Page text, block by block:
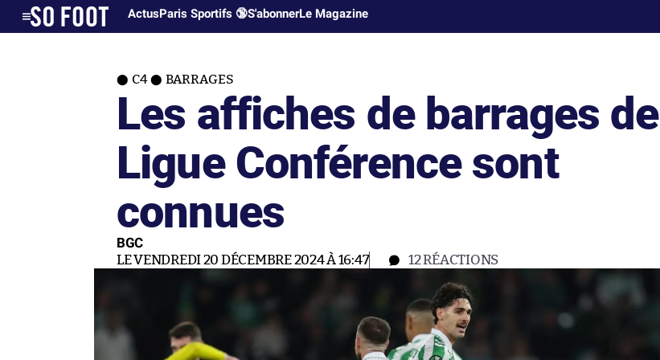
ActusParis Sportifs 🔞S'abonnerLe Magazine
C4 BARRAGES
Les affiches de barrages de
Ligue Conférence sont
connues
BGC
LE VENDREDI 20 DÉCEMBRE 2024 À 16:47 12RÉACTIONS